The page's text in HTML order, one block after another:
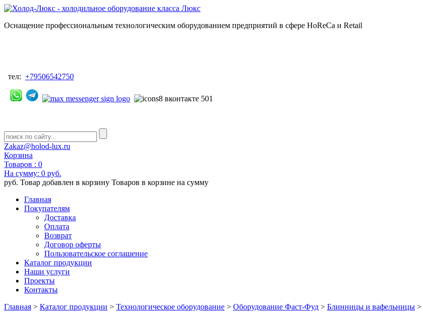
Оснащение профессиональным технологическим оборудованием предприятий в сфере HoReCa и Retail
тел: +79506542750
Zakaz@holod-lux.ru
Корзина
Товаров : 0
На сумму: 0 руб.
руб. Товар добавлен в корзину Товаров в корзине на сумму
Главная
Покупателям
Доставка
Оплата
Возврат
Договор оферты
Пользовательское соглашение
Каталог продукции
Наши услуги
Проекты
Контакты
Главная > Каталог продукции > Технологическое оборудование > Оборудование Фаст-Фуд > Блинницы и вафельницы >